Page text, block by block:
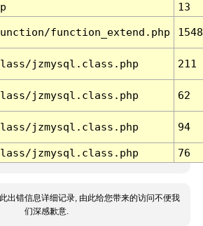
13
function_extend.php 1548
jzmysql.class.php 211
jzmysql.class.php 62
jzmysql.class.php 94
jzmysql.class.php 76
出错信息详细记录, 由此给您带来的访问不便我
们深感歉意.